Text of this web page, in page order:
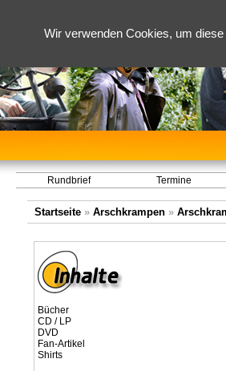
Wir verwenden Cookies, um
Rundbrief Termine
Startseite » Arschkrampen »
Bücher
CD / LP
DVD
Fan-Artikel
Shirts